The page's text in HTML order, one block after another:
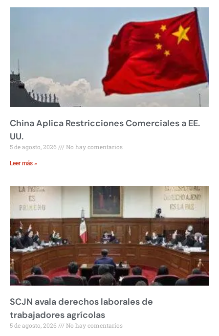
China Aplica Restricciones Comerciales a EE.
UU.
5 de agosto, 2026 No hay comentarios
Leer más »
SCJN avala derechos laborales de
trabajadores agrícolas
5 de agosto, 2026 No hay comentarios